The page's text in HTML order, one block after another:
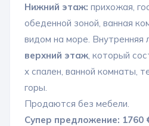
Нижний этаж: прихожая,
обеденной зоной, ванная
видом на море. Внутренняя
верхний этаж , который
х спален, ванной комнаты,
горы.
Продаются без мебели.
Супер предложение: 1760